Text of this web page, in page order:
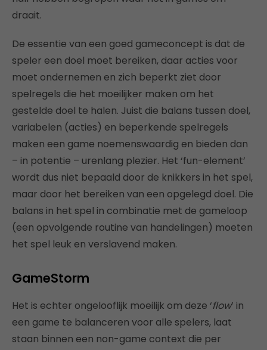
draait.
De essentie van een goed gameconcept is dat de
speler een doel moet bereiken, daar acties voor
moet ondernemen en zich beperkt ziet door
spelregels die het moeilijker maken om het
gestelde doel te halen. Juist die balans tussen doel,
variabelen (acties) en beperkende spelregels
maken een game noemenswaardig en bieden dan
– in potentie – urenlang plezier. Het ‘fun-element’
wordt dus niet bepaald door de knikkers in het spel,
maar door het bereiken van een opgelegd doel. Die
balans in het spel in combinatie met de gameloop
(een opvolgende routine van handelingen) moeten
het spel leuk en verslavend maken.
GameStorm
Het is echter ongelooflijk moeilijk om deze ‘flow’ in
een game te balanceren voor alle spelers, laat
staan binnen een non-game context die per